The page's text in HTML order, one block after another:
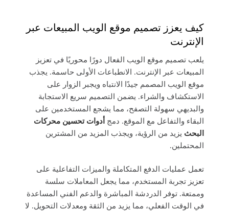
كيف يعزز تصميم موقع الويب المبيعات عبر
الإنترنت
يلعب تصميم موقع الويب الفعال دورًا محوريًا في تعزيز
المبيعات عبر الإنترنت. الانطباعات الأولى حاسمة. يجذب
موقع الويب المصمم جيدًا الانتباه ويجبر الزوار على
الاستكشاف والشراء. يضمن التصميم سريع الاستجابة
والبديهي سهولة التصفح، مما يشجع المستخدمين على
البقاء والتفاعل مع الموقع. دمج أدوات تحسين محركات
البحث يزيد من الرؤية، ويجذب المزيد من المشترين
المحتملين.
تعمل عمليات الدفع المتكاملة والميزات التفاعلية على
تعزيز تجربة المستخدم، مما يجعل المعاملات سلسة
وممتعة. توفر الدردشة المباشرة والدعم الفني المساعدة
في الوقت الفعلي، مما يزيد من الثقة ومعدلات التحويل. لا